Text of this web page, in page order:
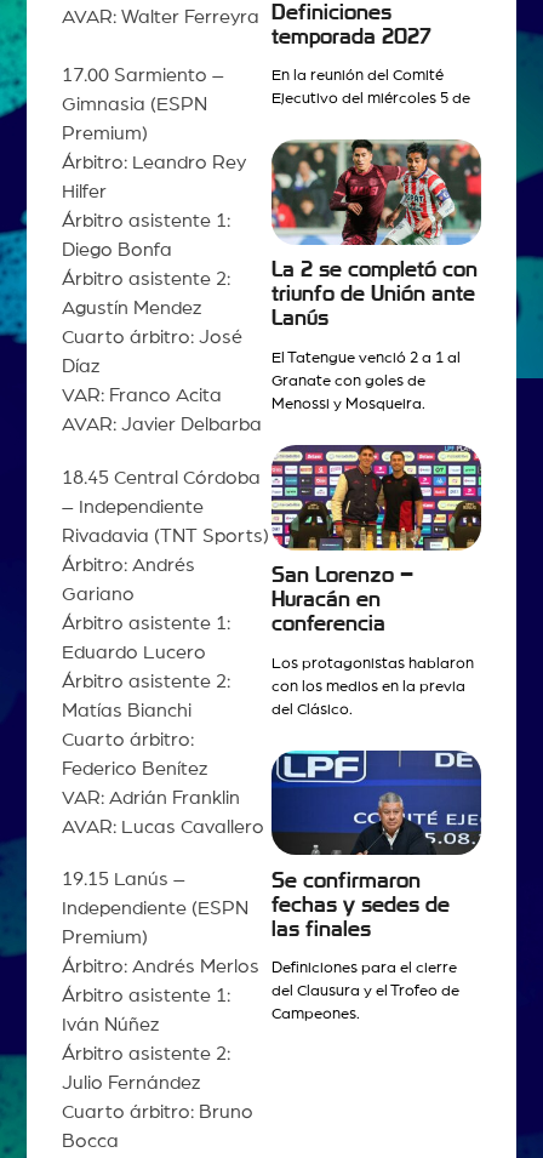
AVAR: Walter Ferreyra
17.00 Sarmiento –
Gimnasia (ESPN
Premium)
Árbitro: Leandro Rey
Hilfer
Árbitro asistente 1:
Diego Bonfa
Árbitro asistente 2:
Agustín Mendez
Cuarto árbitro: José
Díaz
VAR: Franco Acita
AVAR: Javier Delbarba
18.45 Central Córdoba
– Independiente
Rivadavia (TNT Sports)
Árbitro: Andrés
Gariano
Árbitro asistente 1:
Eduardo Lucero
Árbitro asistente 2:
Matías Bianchi
Cuarto árbitro:
Federico Benítez
VAR: Adrián Franklin
AVAR: Lucas Cavallero
19.15 Lanús –
Independiente (ESPN
Premium)
Árbitro: Andrés Merlos
Árbitro asistente 1:
Iván Núñez
Árbitro asistente 2:
Julio Fernández
Cuarto árbitro: Bruno
Bocca
Definiciones
temporada 2027
En la reunión del Comité
Ejecutivo del miércoles 5 de
La 2 se completó con
triunfo de Unión ante
Lanús
El Tatengue venció 2 a 1 al
Granate con goles de
Menossi y Mosqueira.
San Lorenzo –
Huracán en
conferencia
Los protagonistas hablaron
con los medios en la previa
del Clásico.
Se confirmaron
fechas y sedes de
las finales
Definiciones para el cierre
del Clausura y el Trofeo de
Campeones.